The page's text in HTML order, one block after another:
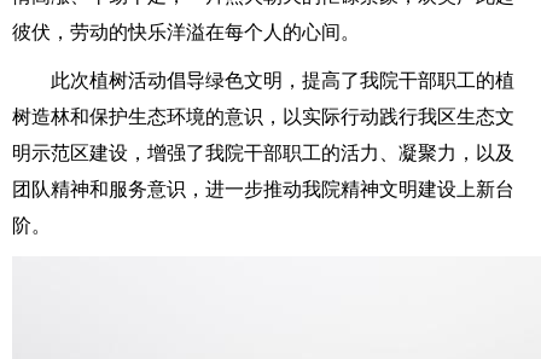
彼伏，劳动的快乐洋溢在每个人的心间。
此次植树活动倡导绿色文明，提高了我院干部职工的植
树造林和保护生态环境的意识，以实际行动践行我区生态文
明示范区建设，增强了我院干部职工的活力、凝聚力，以及
团队精神和服务意识，进一步推动我院精神文明建设上新台
阶。